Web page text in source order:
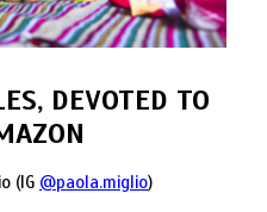
DEVOTED TO
(IG @paola.miglio)